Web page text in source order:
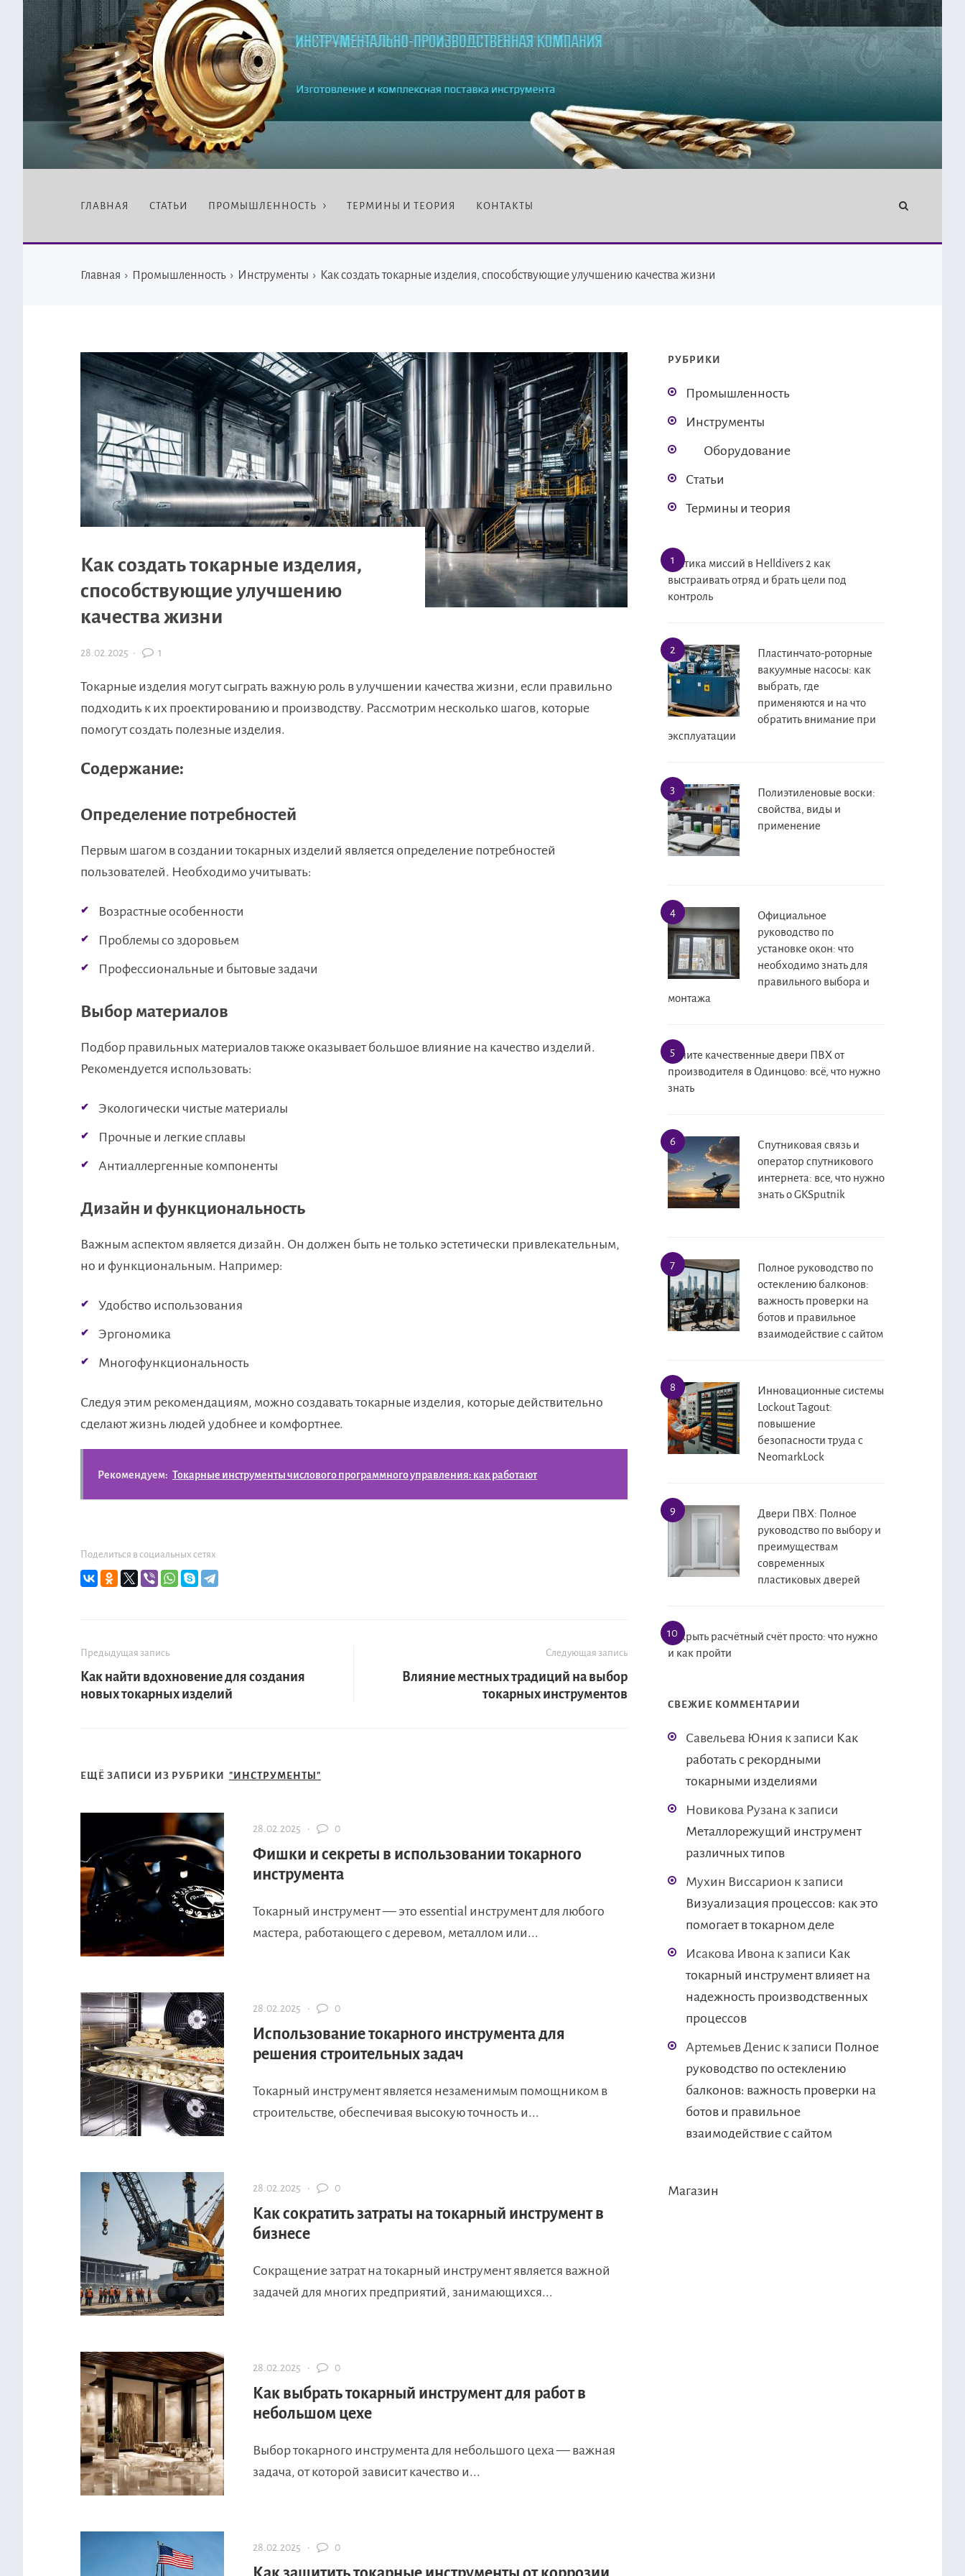
ГЛАВНАЯ СТАТЬИ ПРОМЫШЛЕННОСТЬ ТЕРМИНЫ И ТЕОРИЯ КОНТАКТЫ
Главная › Промышленность › Инструменты › Как создать токарные изделия, способствующие улучшению качества жизни
Как создать токарные изделия,
способствующие улучшению
качества жизни
28.02.2025 · 1
Токарные изделия могут сыграть важную роль в улучшении качества жизни, если правильно
подходить к их проектированию и производству. Рассмотрим несколько шагов, которые
помогут создать полезные изделия.
Содержание:
Определение потребностей
Первым шагом в создании токарных изделий является определение потребностей
пользователей. Необходимо учитывать:
Возрастные особенности
Проблемы со здоровьем
Профессиональные и бытовые задачи
Выбор материалов
Подбор правильных материалов также оказывает большое влияние на качество изделий.
Рекомендуется использовать:
Экологически чистые материалы
Прочные и легкие сплавы
Антиаллергенные компоненты
Дизайн и функциональность
Важным аспектом является дизайн. Он должен быть не только эстетически привлекательным,
но и функциональным. Например:
Удобство использования
Эргономика
Многофункциональность
Следуя этим рекомендациям, можно создавать токарные изделия, которые действительно
сделают жизнь людей удобнее и комфортнее.
Рекомендуем: Токарные инструменты числового программного управления: как работают
Поделиться в социальных сетях
Предыдущая запись
Как найти вдохновение для создания
новых токарных изделий
Следующая запись
Влияние местных традиций на выбор
токарных инструментов
ЕЩЁ ЗАПИСИ ИЗ РУБРИКИ "ИНСТРУМЕНТЫ"
28.02.2025 · 0
Фишки и секреты в использовании токарного
инструмента
Токарный инструмент — это essential инструмент для любого
мастера, работающего с деревом, металлом или...
28.02.2025 · 0
Использование токарного инструмента для
решения строительных задач
Токарный инструмент является незаменимым помощником в
строительстве, обеспечивая высокую точность и...
28.02.2025 · 0
Как сократить затраты на токарный инструмент в
бизнесе
Сокращение затрат на токарный инструмент является важной
задачей для многих предприятий, занимающихся...
28.02.2025 · 0
Как выбрать токарный инструмент для работ в
небольшом цехе
Выбор токарного инструмента для небольшого цеха — важная
задача, от которой зависит качество и...
28.02.2025 · 0
РУБРИКИ
Промышленность
Инструменты
Оборудование
Статьи
Термины и теория
Тактика миссий в Helldivers 2 как
выстраивать отряд и брать цели под
контроль
Пластинчато-роторные
вакуумные насосы: как
выбрать, где
применяются и на что
обратить внимание при
эксплуатации
Полиэтиленовые воски:
свойства, виды и
применение
Официальное
руководство по
установке окон: что
необходимо знать для
правильного выбора и
монтажа
Купите качественные двери ПВХ от
производителя в Одинцово: всё, что нужно
знать
Спутниковая связь и
оператор спутникового
интернета: все, что нужно
знать о GKSputnik
Полное руководство по
остеклению балконов:
важность проверки на
ботов и правильное
взаимодействие с сайтом
Инновационные системы
Lockout Tagout:
повышение
безопасности труда с
NeomarkLock
Двери ПВХ: Полное
руководство по выбору и
преимуществам
современных
пластиковых дверей
Открыть расчётный счёт просто: что нужно
и как пройти
СВЕЖИЕ КОММЕНТАРИИ
Савельева Юния к записи Как
работать с рекордными
токарными изделиями
Новикова Рузана к записи
Металлорежущий инструмент
различных типов
Мухин Виссарион к записи
Визуализация процессов: как это
помогает в токарном деле
Исакова Ивона к записи Как
токарный инструмент влияет на
надежность производственных
процессов
Артемьев Дениск записи Полное
руководство по остеклению
балконов: важность проверки на
ботов и правильное
взаимодействие с сайтом
Магазин